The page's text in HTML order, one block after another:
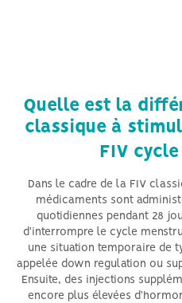
Quelle est la
classique à
FIV
Dans le cadre de la FIV
médicaments sont
quotidiennes pendant 28
d'interrompre le cycle
une situation temporaire de
appelée down regulation ou
Ensuite, des injections
encore plus élevées